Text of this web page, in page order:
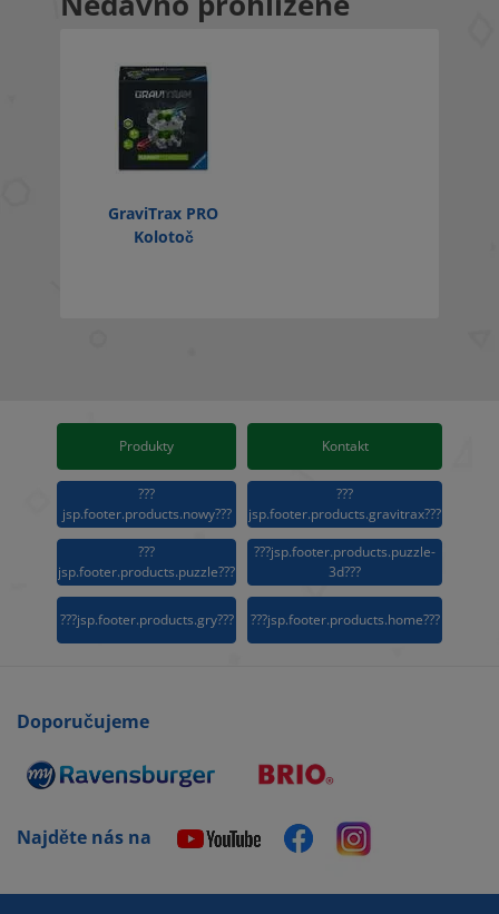
GraviTrax PRO
Kolotoč
Produkty Kontakt
???
jsp.footer.products.nowy???
???
jsp.footer.products.gravitrax???
???
jsp.footer.products.puzzle???
???jsp.footer.products.puzzle-
3d???
???jsp.footer.products.gry??? ???jsp.footer.products.home???
Doporučujeme
Najděte nás na